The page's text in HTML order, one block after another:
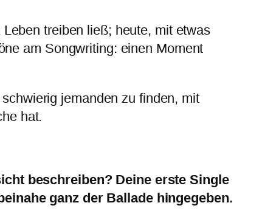
treiben ließ; heute, mit etwas
am Songwriting: einen Moment
jemanden zu finden, mit
hat.
beschreiben? Deine erste Single
ganz der Ballade hingegeben.